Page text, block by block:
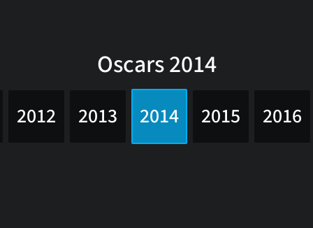
Oscars 2014
2012 2013 2014 2015 2016